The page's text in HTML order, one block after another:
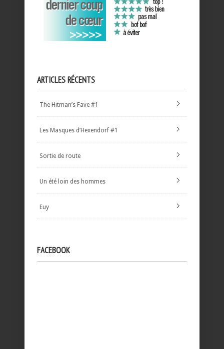
ARTICLES RÉCENTS
The Hitman’s Fave #1
Les Masques d’Hexendorf #1
Sortie de route
Un été loin des hommes
Euy
FACEBOOK